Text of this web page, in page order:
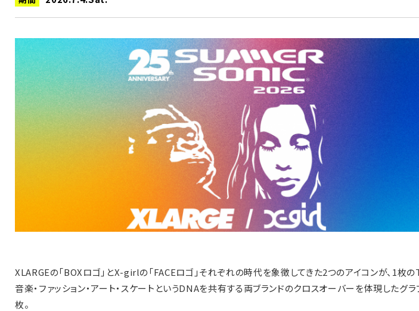
XLARGEの「BOXロゴ」とX-girlの「FACEロゴ」それぞれの時代を象徴してきた2つのアイコンが、1枚の
音楽・ファッション・アート・スケートというDNAを共有する両ブランドのクロスオーバーを体現した
枚。